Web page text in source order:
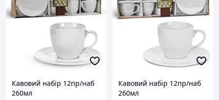
Кавовий набір 12пр/наб
260мл
Кавовий набір 12пр/наб
260мл